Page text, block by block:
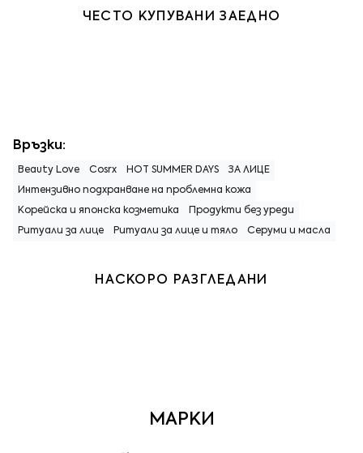
ЧЕСТО КУПУВАНИ ЗАЕДНО
Връзки:
Beauty Love Cosrx HOT SUMMER DAYS ЗА ЛИЦЕ
Интензивно подхранване на проблемна кожа
Корейска и японска козметика Продукти без уреди
Ритуали за лице Ритуали за лице и тяло Серуми и масла
НАСКОРО РАЗГЛЕДАНИ
МАРКИ